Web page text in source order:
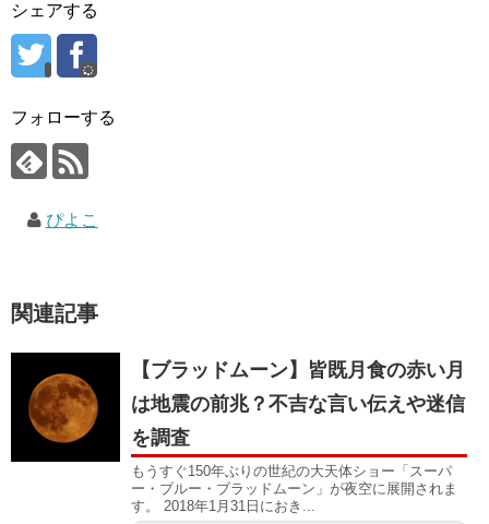
シェアする
フォローする
ぴよこ
関連記事
【ブラッドムーン】皆既月食の赤い月
は地震の前兆？不吉な言い伝えや迷信
を調査
もうすぐ150年ぶりの世紀の大天体ショー「スーパ
ー・ブルー・ブラッドムーン」が夜空に展開されま
す。 2018年1月31日におき...